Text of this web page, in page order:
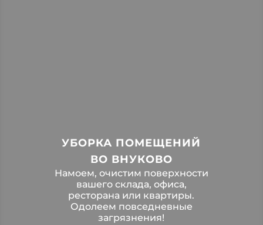
УБОРКА ПОМЕЩЕНИЙ
ВО ВНУКОВО
Намоем, очистим поверхности
вашего склада, офиса,
ресторана или квартиры.
Одолеем повседневные
загрязнения!